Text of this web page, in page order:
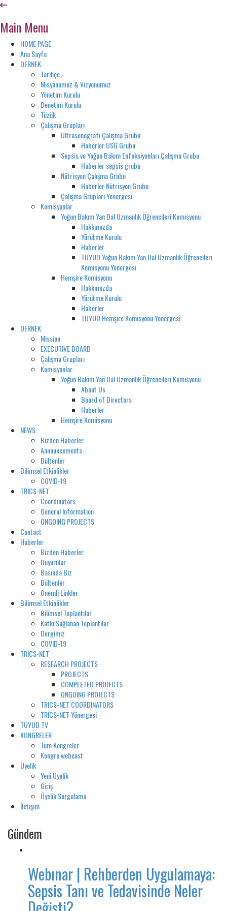
Main Menu
HOME PAGE
Ana Sayfa
DERNEK
Tarihçe
Misyonumuz & Vizyonumuz
Yönetim Kurulu
Denetim Kurulu
Tüzük
Çalışma Grupları
Ultrasonografi Çalışma Grubu
Haberler USG Grubu
Sepsis ve Yoğun Bakım Enfeksiyonları Çalışma Grubu
Haberler sepsis grubu
Nütrisyon Çalışma Grubu
Haberler Nütrisyon Grubu
Çalışma Grupları Yönergesi
Komisyonlar
Yoğun Bakım Yan Dal Uzmanlık Öğrencileri Komisyonu
Hakkımızda
Yürütme Kurulu
Haberler
TUYUD Yoğun Bakım Yan Dal Uzmanlık Öğrencileri
Komisyonu Yönergesi
Hemşire Komisyonu
Hakkımızda
Yürütme Kurulu
Haberler
TUYUD Hemşire Komisyonu Yönergesi
DERNEK
Mission
EXECUTIVE BOARD
Çalışma Grupları
Komisyonlar
Yoğun Bakım Yan Dal Uzmanlık Öğrencileri Komisyonu
About Us
Board of Directors
Haberler
Hemşire Komisyonu
NEWS
Bizden Haberler
Announcements
Bültenler
Bilimsel Etkinlikler
COVID-19
TRICS-NET
Coordinators
General Information
ONGOING PROJECTS
Contact
Haberler
Bizden Haberler
Duyurular
Basında Biz
Bültenler
Önemli Linkler
Bilimsel Etkinlikler
Bilimsel Toplantılar
Katkı Sağlanan Toplantılar
Dergimiz
COVID-19
TRICS-NET
RESEARCH PROJECTS
PROJECTS
COMPLETED PROJECTS
ONGOING PROJECTS
TRICS-NET COORDINATORS
TRICS-NET Yönergesi
TÜYUD TV
KONGRELER
Tüm Kongreler
Kongre webcast
Üyelik
Yeni Üyelik
Giriş
Üyelik Sorgulama
İletişim
Gündem
Webınar | Rehberden Uygulamaya:
Sepsis Tanı ve Tedavisinde Neler